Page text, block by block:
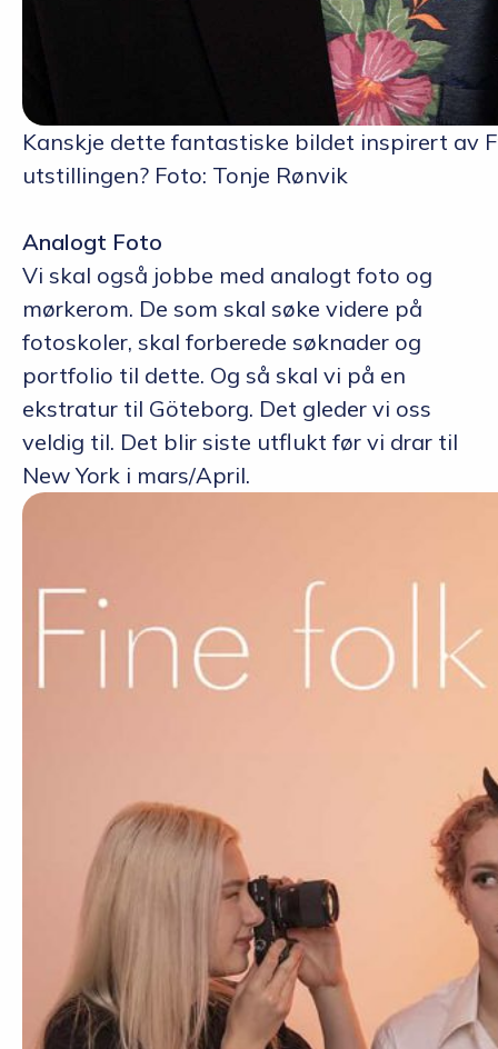
Kanskje dette fantastiske bildet inspirert av
utstillingen? Foto: Tonje Rønvik
Analogt Foto
Vi skal også jobbe med analogt foto og
mørkerom. De som skal søke videre på
fotoskoler, skal forberede søknader og
portfolio til dette. Og så skal vi på en
ekstratur til Göteborg. Det gleder vi oss
veldig til. Det blir siste utflukt før vi drar til
New York i mars/April.